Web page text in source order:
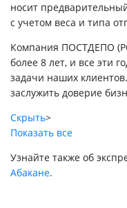
носит
с учетом веса и типа
Компания ПОСТДЕПО
более 8 лет, и все эти
задачи наших
заслужить доверие
Скрыть>
Показать все
Узнайте также об
Абакане.